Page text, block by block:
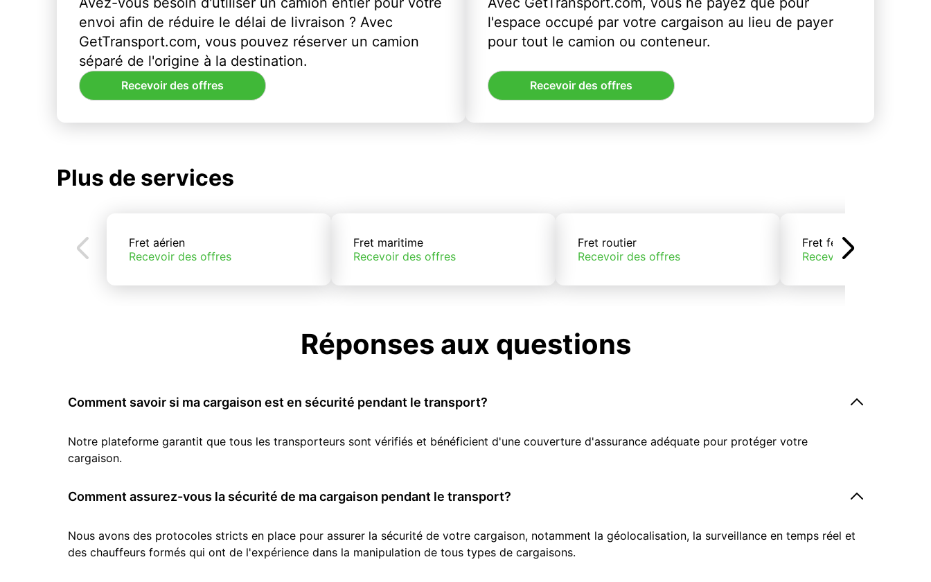
envoi afin de réduire le délai de livraison ? Avec
GetTransport.com, vous pouvez réserver un camion
séparé de l'origine à la destination.
Recevoir des offres
l'espace occupé par votre cargaison au lieu de payer
pour tout le camion ou conteneur.
Recevoir des offres
Plus de services
Fret aérien
Recevoir des offres
Fret maritime
Recevoir des offres
Fret routier
Recevoir des offres
Fret ferroviaire
Recevoir des offres
Réponses aux questions
Comment savoir si ma cargaison est en sécurité pendant le transport?
Notre plateforme garantit que tous les transporteurs sont vérifiés et bénéficient d'une couverture d'assurance adéquate pour protéger votre
cargaison.
Comment assurez-vous la sécurité de ma cargaison pendant le transport?
Nous avons des protocoles stricts en place pour assurer la sécurité de votre cargaison, notamment la géolocalisation, la surveillance en temps réel et
des chauffeurs formés qui ont de l'expérience dans la manipulation de tous types de cargaisons.